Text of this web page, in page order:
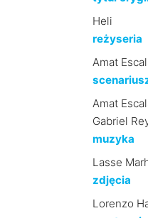
Heli
reżyseria
Amat
Amat
Gabriel
muzyka
Lasse
zdjęcia
Lorenzo